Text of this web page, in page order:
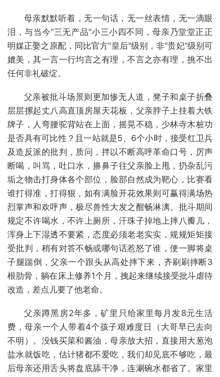
母亲默默听着，无一句话，无一丝表情，无一滴眼
泪，与当今“三无产品”小三小四不同，母亲乃堂堂正正
明媒正娶之原配，同比官方“皇后”级别，非“贵妃”级别可
媲美，其一言一行均言之有理，不言之亦有理，挑不出
任何非礼破绽。
父亲被批斗场景则更加惨无人道，凳子和桌子折叠
层层摞起丈八高直顶房屋天花板，父亲脖子上挂着大铁
牌子，人弯腰驼背站在上面，摇晃不稳，少林寺木桩功
是否具有可比性？且一站就是5、6个小时，接受红卫兵
及造反派的批判，质问，拌以不断高呼革命口号，厉声
断喝，叫骂，吐口水，擤鼻子往父亲脸上甩，扔杂乱污
垢之物击打身体各个部位，脸部自然成为靶心，比赛看
谁打得准，打得狠，如有满脸开花效果则可赢得满场热
烈掌声和欢呼声，极尽兽性大发之酣畅淋漓。批斗期间
规定不许喝水，不许上厕所，汗珠子掉地上摔八瓣儿，
浑身上下湿透不要紧，态度必须老老实实，规规矩矩接
受批判，稍有对答不畅或哪句话惹怒了谁，便一脚将桌
子腿踹倒，父亲一个跟头从高处摔下来，齐刷刷摔断3
根肋骨，躺在床上修养1个月，拽起来继续接受批斗虐待
改造，差点儿要了他老命。
父亲蹲黑房2年多，矿里只给家里每月发8元生活
费，母亲一个人带着4个孩子艰难度日（大哥早已去向
不明）。没钱买菜和酱油，母亲放大招，直接用大葱泡
盐水就饭吃，估计猪都不爱吃，我们却见底不够吃，最
后母亲还用舌头将盘底舔干净，连涮碗水都省了。家里